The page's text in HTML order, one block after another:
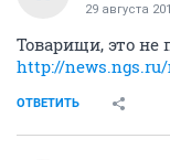
29 августа
Товарищи, это не
http://news.ngs.ru/
ОТВЕТИТЬ